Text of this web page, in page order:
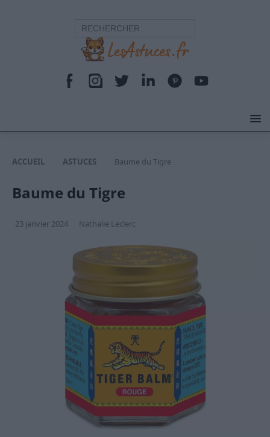
ACCUEIL ASTUCES Baume du Tigre
Baume du Tigre
23 janvier 2024 Nathalie Leclerc